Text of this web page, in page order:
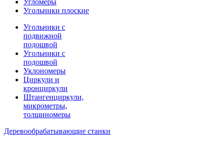
Угломеры
Угольники плоские
Угольники с
подвижной
подошвой
Угольники с
подошвой
Уклономеры
Циркули и
кронциркули
Штангенциркули,
микрометры,
толщиномеры
Деревообрабатывающие станки